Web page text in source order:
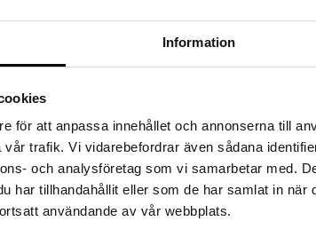
Information
för att anpassa innehållet och annonserna till
trafik. Vi vidarebefordrar även sådana
och analysföretag som vi samarbetar med.
har tillhandahållit eller som de har samlat in när
användande av vår webbplats.
og som tabletter.
for konserveringsmidler, farvestoffer og andre
honning, maltekstrakt og appelsinjuice. På
og glutenintolerante vælge Bio-Strath